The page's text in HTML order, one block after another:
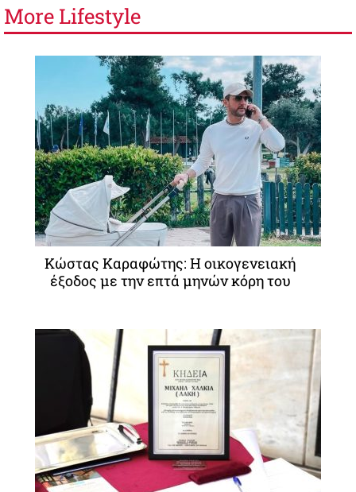
More Lifestyle
Κώστας Καραφώτης: Η οικογενειακή
έξοδος με την επτά μηνών κόρη του